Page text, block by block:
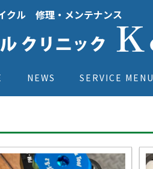
クル 修理・メンテナンス
NEWS SERVICE MENU